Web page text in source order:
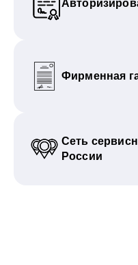
Фирменная
Сеть
России